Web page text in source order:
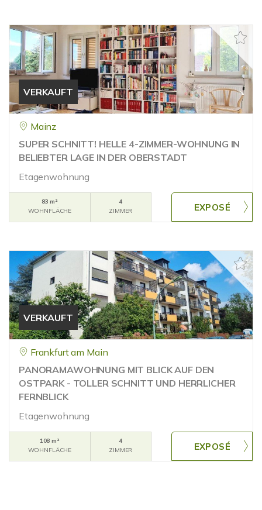
VERKAUFT
Mainz
SUPER SCHNITT! HELLE 4-ZIMMER-WOHNUNG IN
BELIEBTER LAGE IN DER OBERSTADT
Etagenwohnung
83 m²
WOHNFLÄCHE
4
ZIMMER
VERKAUFT
Frankfurt am Main
PANORAMAWOHNUNG MIT BLICK AUF DEN
OSTPARK - TOLLER SCHNITT UND HERRLICHER
FERNBLICK
Etagenwohnung
108 m²
WOHNFLÄCHE
4
ZIMMER